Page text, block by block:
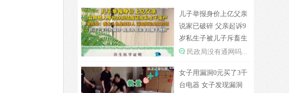
儿子举报身价上亿父亲
说家已破碎 父亲起诉9
岁私生子被儿子斥畜生
不如民政局没有通网吗...
女子用漏洞0元买了3千
台电器 女子发现漏洞